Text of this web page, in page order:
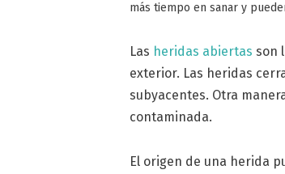
más tiempo en sanar y
Las heridas abiertas son
exterior. Las heridas
subyacentes. Otra
contaminada.
El origen de una herida